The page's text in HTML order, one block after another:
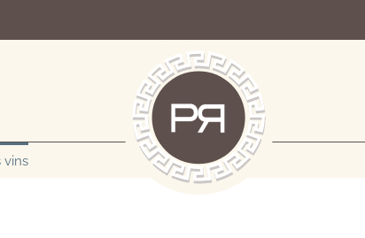
vins